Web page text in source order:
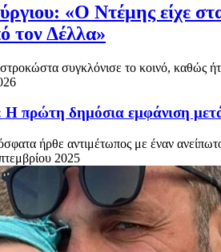
«Ο Ντέμης είχε
τον Δέλλα»
συγκλόνισε το κοινό, καθώς
πρώτη δημόσια εμφάνιση
ήρθε αντιμέτωπος με έναν
2025